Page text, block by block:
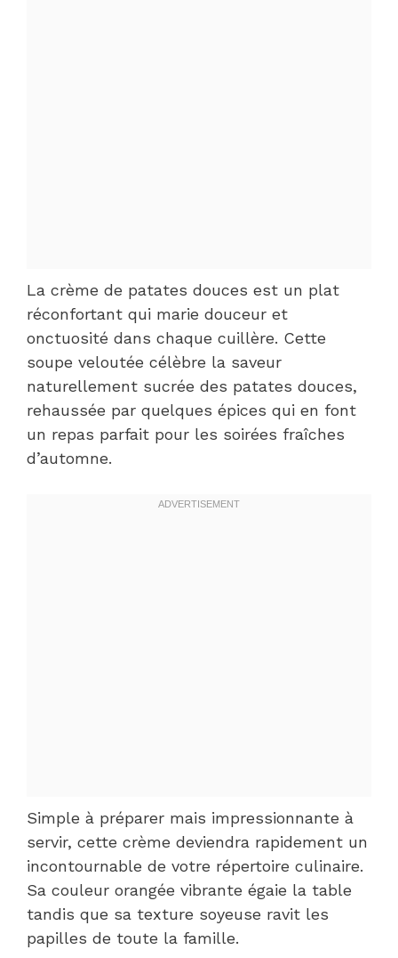
La crème de patates douces est un plat
réconfortant qui marie douceur et
onctuosité dans chaque cuillère. Cette
soupe veloutée célèbre la saveur
naturellement sucrée des patates douces,
rehaussée par quelques épices qui en font
un repas parfait pour les soirées fraîches
d’automne.
Simple à préparer mais impressionnante à
servir, cette crème deviendra rapidement un
incontournable de votre répertoire culinaire.
Sa couleur orangée vibrante égaie la table
tandis que sa texture soyeuse ravit les
papilles de toute la famille.